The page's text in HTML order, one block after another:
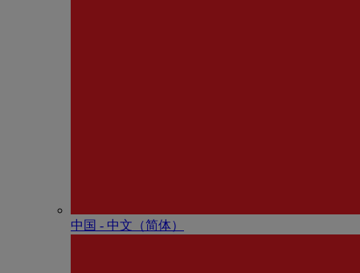
中国 - 中⽂（简体）